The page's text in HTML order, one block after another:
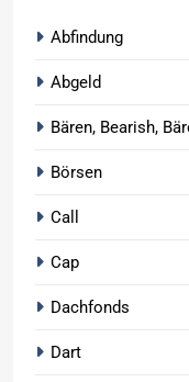
Abfindung
Abgeld
Bären, Bearish,
Börsen
Call
Cap
Dachfonds
Dart